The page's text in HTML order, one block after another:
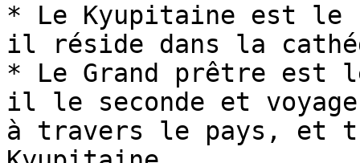
* Le Kyupitaine est le
il réside dans la
* Le Grand prêtre est
il le seconde et
à travers le pays, et